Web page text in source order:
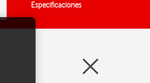
Especificaciones